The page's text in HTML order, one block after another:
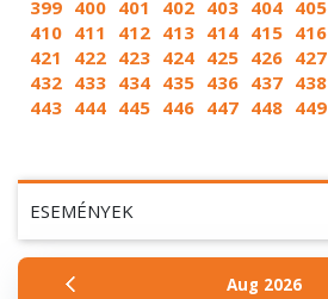
ESEMÉNYEK
Aug 2026
399 400 401 402 403 404 405
410 411 412 413 414 415 416
421
422 423 424 425 426 427
432 433 434 435 436 437 438
443 444 445 446 447 448 449